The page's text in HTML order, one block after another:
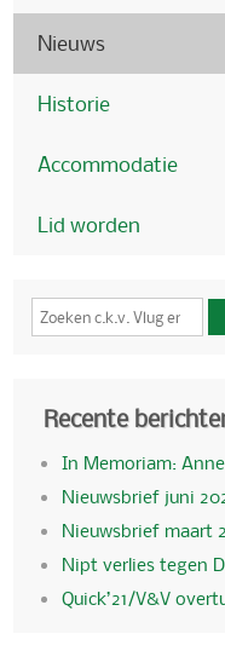
Nieuws
Historie
Accommodatie
Lid worden
Recente
In Memoriam:
Nieuwsbrief juni
Nieuwsbrief maart
Nipt verlies tegen
Quick’21/V&V